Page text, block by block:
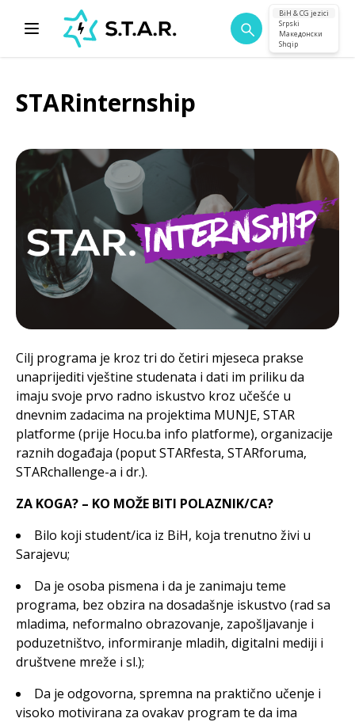
BiH & CG jezici
Srpski
Македонски
Shqip
STARinternship
Cilj programa je kroz tri do četiri mjeseca prakse
unaprijediti vještine studenata i dati im priliku da
imaju svoje prvo radno iskustvo kroz učešće u
dnevnim zadacima na projektima MUNJE, STAR
platforme (prije Hocu.ba info platforme), organizacije
raznih događaja (poput STARfesta, STARforuma,
STARchallenge-a i dr.).
ZA KOGA? – KO MOŽE BITI POLAZNIK/CA?
Bilo koji student/ica iz BiH, koja trenutno živi u
Sarajevu;
Da je osoba pismena i da je zanimaju teme
programa, bez obzira na dosadašnje iskustvo (rad sa
mladima, neformalno obrazovanje, zapošljavanje i
poduzetništvo, informiranje mladih, digitalni mediji i
društvene mreže i sl.);
Da je odgovorna, spremna na praktično učenje i
visoko motivirana za ovakav program te da ima